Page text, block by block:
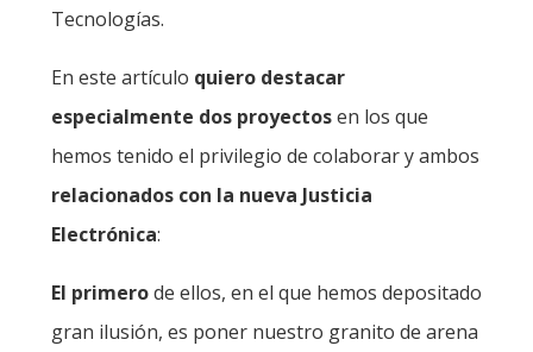
Tecnologías.
En este artículo quiero destacar
especialmente dos proyectosen los que
hemos tenido el privilegio de colaborar y ambos
relacionados con la nueva Justicia
Electrónica:
El primerode ellos, en el que hemos depositado
gran ilusión, es poner nuestro granito de arena